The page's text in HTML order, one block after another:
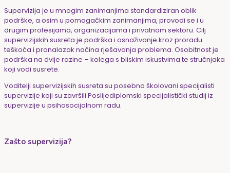
Supervizija je u mnogim zanimanjima standardiziran oblik
podrške, a osim u pomagačkim zanimanjima, provodi se i u
drugim profesijama, organizacijama i privatnom sektoru. Cilj
supervizijskih susreta je podrška i osnaživanje kroz proradu
teškoća i pronalazak načina rješavanja problema. Osobitnost je
podrška na dvije razine – kolega s bliskim iskustvima te stručnjaka
koji vodi susrete.
Voditelji supervizijskih susreta su posebno školovani specijalisti
supervizije koji su završili Poslijediplomski specijalistički studij iz
supervizije u psihosocijalnom radu.
Zašto supervizija?